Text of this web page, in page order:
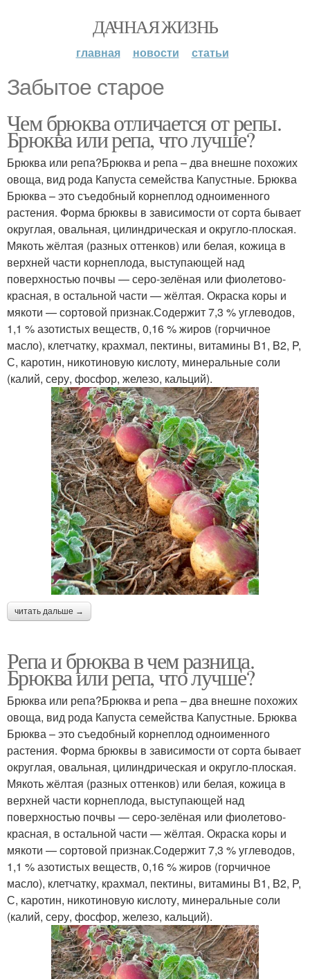
ДАЧНАЯ ЖИЗНЬ
главная новости статьи
Забытое старое
Чем брюква отличается от репы.
Брюква или репа, что лучше?
Брюква или репа?Брюква и репа – два внешне похожих
овоща, вид рода Капуста семейства Капустные. Брюква
Брюква – это съедобный корнеплод одноименного
растения. Форма брюквы в зависимости от сорта бывает
округлая, овальная, цилиндрическая и округло-плоская.
Мякоть жёлтая (разных оттенков) или белая, кожица в
верхней части корнеплода, выступающей над
поверхностью почвы — серо-зелёная или фиолетово-
красная, в остальной части — жёлтая. Окраска коры и
мякоти — сортовой признак.Содержит 7,3 % углеводов,
1,1 % азотистых веществ, 0,16 % жиров (горчичное
масло), клетчатку, крахмал, пектины, витамины В1, B2, P,
С, каротин, никотиновую кислоту, минеральные соли
(калий, серу, фосфор, железо, кальций).
читать дальше →
Репа и брюква в чем разница.
Брюква или репа, что лучше?
Брюква или репа?Брюква и репа – два внешне похожих
овоща, вид рода Капуста семейства Капустные. Брюква
Брюква – это съедобный корнеплод одноименного
растения. Форма брюквы в зависимости от сорта бывает
округлая, овальная, цилиндрическая и округло-плоская.
Мякоть жёлтая (разных оттенков) или белая, кожица в
верхней части корнеплода, выступающей над
поверхностью почвы — серо-зелёная или фиолетово-
красная, в остальной части — жёлтая. Окраска коры и
мякоти — сортовой признак.Содержит 7,3 % углеводов,
1,1 % азотистых веществ, 0,16 % жиров (горчичное
масло), клетчатку, крахмал, пектины, витамины В1, B2, P,
С, каротин, никотиновую кислоту, минеральные соли
(калий, серу, фосфор, железо, кальций).